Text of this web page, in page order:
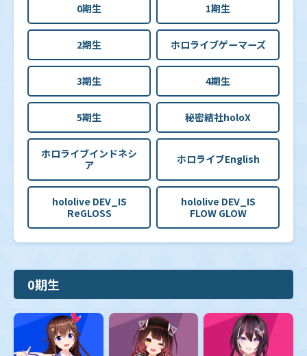
0期生 1期生
2期生 ホロライブゲーマーズ
3期生 4期生
5期生 秘密結社holoX
ホロライブインドネシ
ア
ホロライブEnglish
hololive DEV_IS
ReGLOSS
hololive DEV_IS
FLOW GLOW
0期生